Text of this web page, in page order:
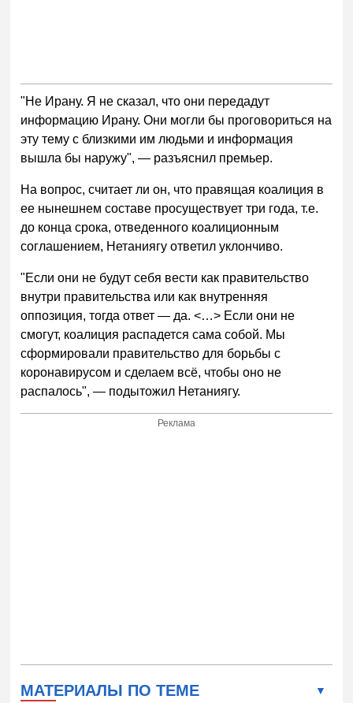
"Не Ирану. Я не сказал, что они передадут
информацию Ирану. Они могли бы проговориться на
эту тему с близкими им людьми и информация
вышла бы наружу", — разъяснил премьер.
На вопрос, считает ли он, что правящая коалиция в
ее нынешнем составе просуществует три года, т.е.
до конца срока, отведенного коалиционным
соглашением, Нетаниягу ответил уклончиво.
"Если они не будут себя вести как правительство
внутри правительства или как внутренняя
оппозиция, тогда ответ — да. <…> Если они не
смогут, коалиция распадется сама собой. Мы
сформировали правительство для борьбы с
коронавирусом и сделаем всё, чтобы оно не
распалось", — подытожил Нетаниягу.
Реклама
МАТЕРИАЛЫ ПО ТЕМЕ